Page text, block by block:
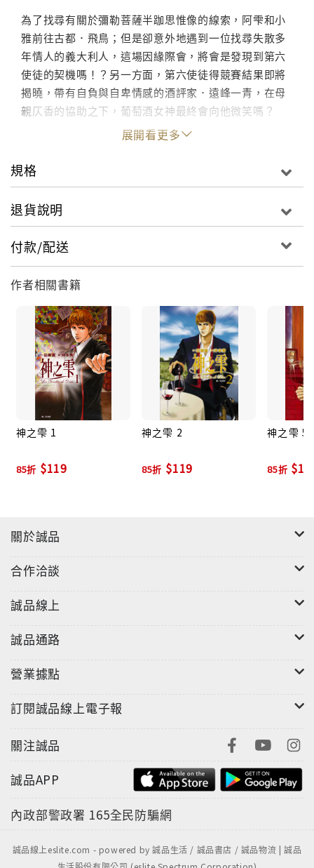
為了找尋有關於彌勒菩薩半跏思惟像的線索，阿雫和小
雅前往古都．飛鳥；但是卻意外地遇到一位找尋失散多
年情人的義大利人，這場因緣際會，將會是發現到第六
使徒的契機嗎！？另一方面，第六使徒得競賽結果即將
揭曉，帶有自負與自卑情感的酒評家．遠峰一青，在母
親仄香的協助之下，葡萄酒女神最終會向他微笑嗎？
展開看更多
規格
退貨說明
付款/配送
作者相關書籍
神之雫 1
85折 $119
神之雫 2
85折 $119
神之雫 5
85折
關於誠品
合作洽談
誠品線上
誠品通路
營業據點
訂閱誠品線上電子報
關注誠品
誠品APP
內政部警政署 165全民防騙網
誠品線上eslite.com - powered by 誠品生活 / 誠品書店 / 誠品物流 | 誠品